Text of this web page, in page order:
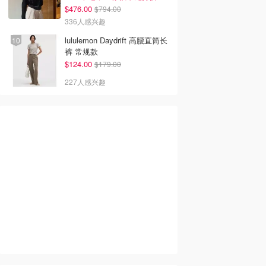
$476.00 $794.00
336人感兴趣
lululemon Daydrift 高腰直筒长
裤 常规款
$124.00 $179.00
227人感兴趣